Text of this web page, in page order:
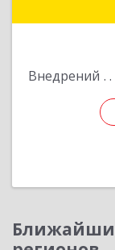
Внедрений